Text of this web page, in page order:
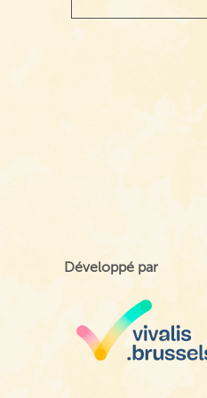
Développé par